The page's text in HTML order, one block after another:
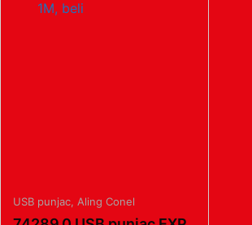
USB punjac, Aling Conel